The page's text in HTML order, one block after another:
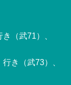
（武71）、
き（武73）、